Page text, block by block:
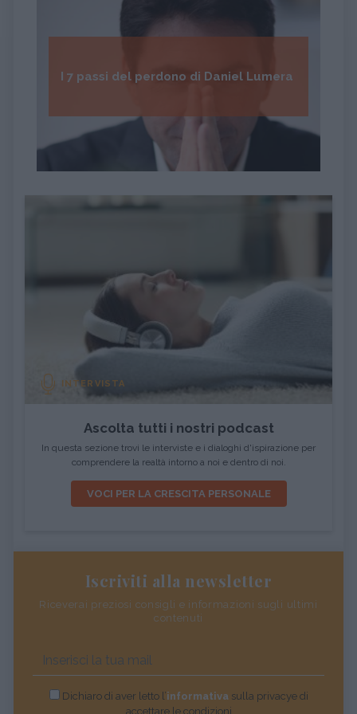
I 7 passi del perdono di Daniel Lumera
INTERVISTA
Ascolta tutti i nostri podcast
In questa sezione trovi le interviste e i dialoghi d'ispirazione per
comprendere la realtà intorno a noi e dentro di noi.
VOCI PER LA CRESCITA PERSONALE
Iscriviti alla newsletter
Riceverai preziosi consigli e informazioni sugli ultimi
contenuti
Dichiaro di aver letto l’informativasulla privacye di
accettare le condizioni